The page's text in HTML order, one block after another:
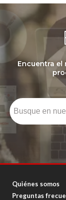
Encuentra
Quiénes somos
Preguntas